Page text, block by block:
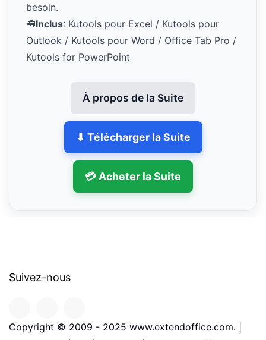
besoin.
🧰Inclus: Kutools pour Excel / Kutools pour
Outlook / Kutools pour Word / Office Tab Pro /
Kutools for PowerPoint
À propos de la Suite
⬇ Télécharger la Suite
💳 Acheter la Suite
Suivez-nous
Copyright © 2009 - 2025 www.extendoffice.com. |